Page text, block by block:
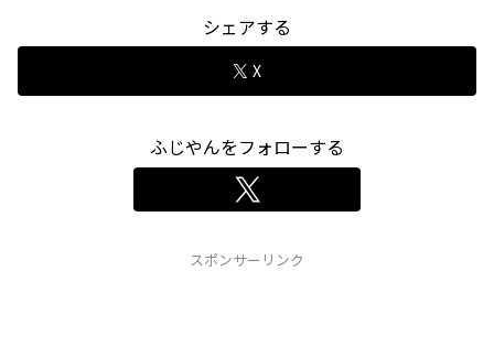
シェアする
X
ふじやんをフォローする
スポンサーリンク